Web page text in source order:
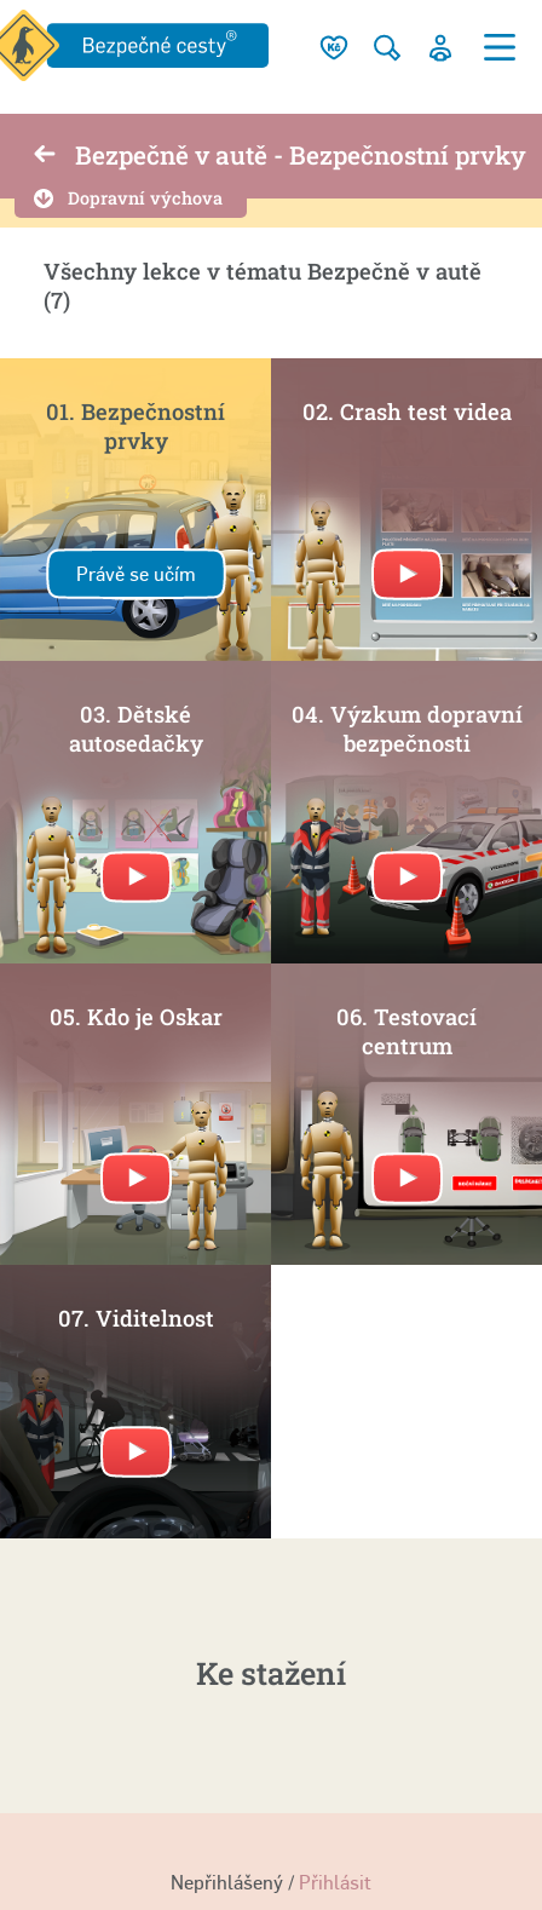
Bezpečně v autě - Bezpečnostní prvky
Dopravní výchova
Všechny lekce v tématu Bezpečně v autě
(7)
01. Bezpečnostní
prvky
Právě se učím
02. Crash test videa
03. Dětské
autosedačky
04. Výzkum dopravní
bezpečnosti
05. Kdo je Oskar
06. Testovací
centrum
07. Viditelnost
Ke stažení
Nepřihlášený / Přihlásit